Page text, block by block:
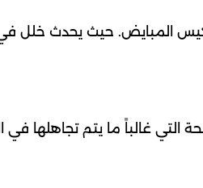
المبايض. حيث يحدث خلل
التي غالباً ما يتم تجاهلها في